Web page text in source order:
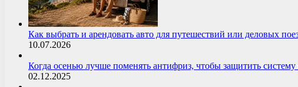
Как выбрать и арендовать авто для путешествий или деловых
10.07.2026
Когда осенью лучше поменять антифриз, чтобы защитить
02.12.2025